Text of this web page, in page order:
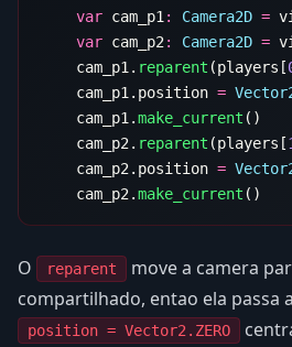
    var
cam_p1 : Camera2D =
    var
cam_p2 : Camera2D =
    cam_p1.
reparent (players[
    cam_p1.position
=
    cam_p1.
make_current
    cam_p2.
reparent (players[
    cam_p2.position
=
    cam_p2.
make_current
O reparent
move a camera
compartilhado, entao ela passa
position = Vector2.ZERO